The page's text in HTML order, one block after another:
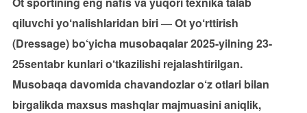
qiluvchi yo‘nalishlaridan biri — Ot yo‘rttirish
(Dressage) bo‘yicha musobaqalar 2025-yilning 23-
25sentabr kunlari o‘tkazilishi rejalashtirilgan.
Musobaqa davomida chavandozlar o‘z otlari bilan
birgalikda maxsus mashqlar majmuasini aniqlik,